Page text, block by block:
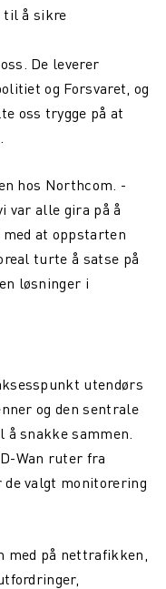
til å sikre
De leverer
og Forsvaret, og
oss trygge på at
hos Northcom. -
var alle gira på å
at oppstarten
turte å satse på
løsninger i
utendørs
og den sentrale
snakke sammen.
Wan ruter fra
valgt monitorering
med på nettrafikken,